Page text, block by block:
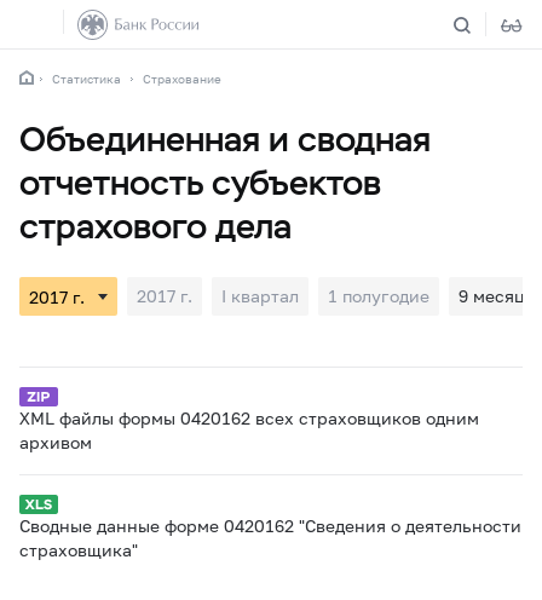
Статистика Страхование
Объединенная и сводная
отчетность субъектов
страхового дела
2017 г. I квартал 1 полугодие 9
XML файлы формы 0420162 всех страховщиков одним
архивом
Сводные данные форме 0420162 "Сведения о деятельности
страховщика"